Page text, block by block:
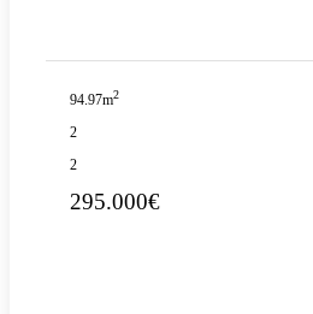
94.97m2
2
2
295.000€